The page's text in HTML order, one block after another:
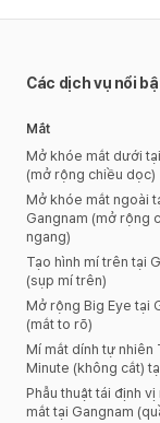
Các dịch vụ nổi
Mắt
Mở khóe mắt dưới
(mở rộng chiều dọc)
Mở khóe mắt ngoài
Gangnam (mở rộng
ngang)
Tạo hình mí trên tại
(sụp mí trên)
Mở rộng Big Eye tại
(mắt to rõ)
Mí mắt dính tự nhiên
Minute (không cắt)
Phẫu thuật tái định
mắt tại Gangnam